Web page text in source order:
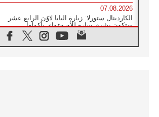
07.08.2026
الكاردينال ستورلا: زيارة البابا لاوُن الرابع عشر
ستكون بشرى سارة للأوروغواي بأكملها
الفاتيكان يعلن برنامج الزيارة الرسولية للبابا لاوُن